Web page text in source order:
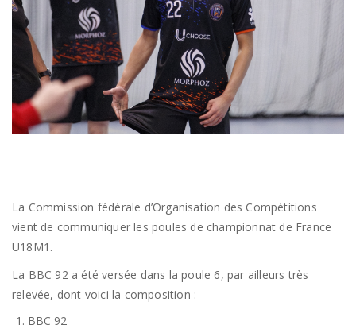
La Commission fédérale d’Organisation des Compétitions
vient de communiquer les poules de championnat de France
U18M1.
La BBC 92 a été versée dans la poule 6, par ailleurs très
relevée, dont voici la composition :
BBC 92